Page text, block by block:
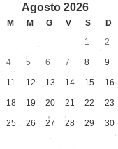
Agosto 2026
M M G V S
D
1
2
4 5 6 7 8 9
11 12 13 14 15 16
18 19 20 21 22 23
25 26 27 28 29 30